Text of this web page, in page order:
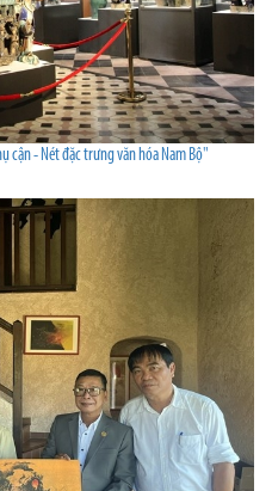
cận - Nét đặc trưng văn hóa Nam Bộ"